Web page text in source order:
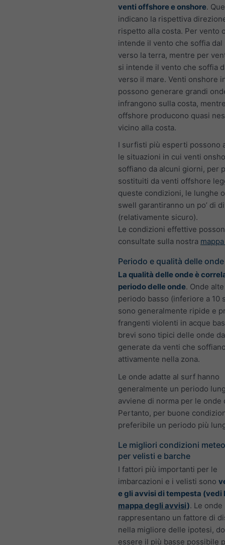
venti offshore e onshore.
indicano la rispettiva
rispetto alla costa. Per vento
intende il vento che soffia dal
verso la terra, mentre per
si intende il vento che soffia
verso il mare. Venti onshore
possono generare grandi
infrangono sulla costa,
offshore producono quasi
vicino alla costa.
I surfisti più esperti possono
le situazioni in cui venti
soffiano da alcuni giorni, per
sostituiti da venti offshore
queste condizioni, le lunghe
swell garantiranno un po’ di
(relativamente sicuro).
Le condizioni effettive
consultate sulla nostra
Periodo e qualità delle onde
La qualità delle onde è
periodo delle onde. Onde
periodo basso (inferiore a 10
sono generalmente ripide e
frangenti violenti in acque
brevi sono tipici delle onde
generate da venti che
attivamente nella zona.
Le onde adatte al surf hanno
generalmente un periodo
avviene di norma per le onde
Pertanto, per buone
preferibile un periodo più
Le migliori condizioni
per velisti e barche
I fattori più importanti per le
imbarcazioni e i velisti sono
e gli avvisi di tempesta (vedi
mappa degli avvisi). Le onde
rappresentano un fattore di
nella migliore delle ipotesi,
essere il più basse possibile